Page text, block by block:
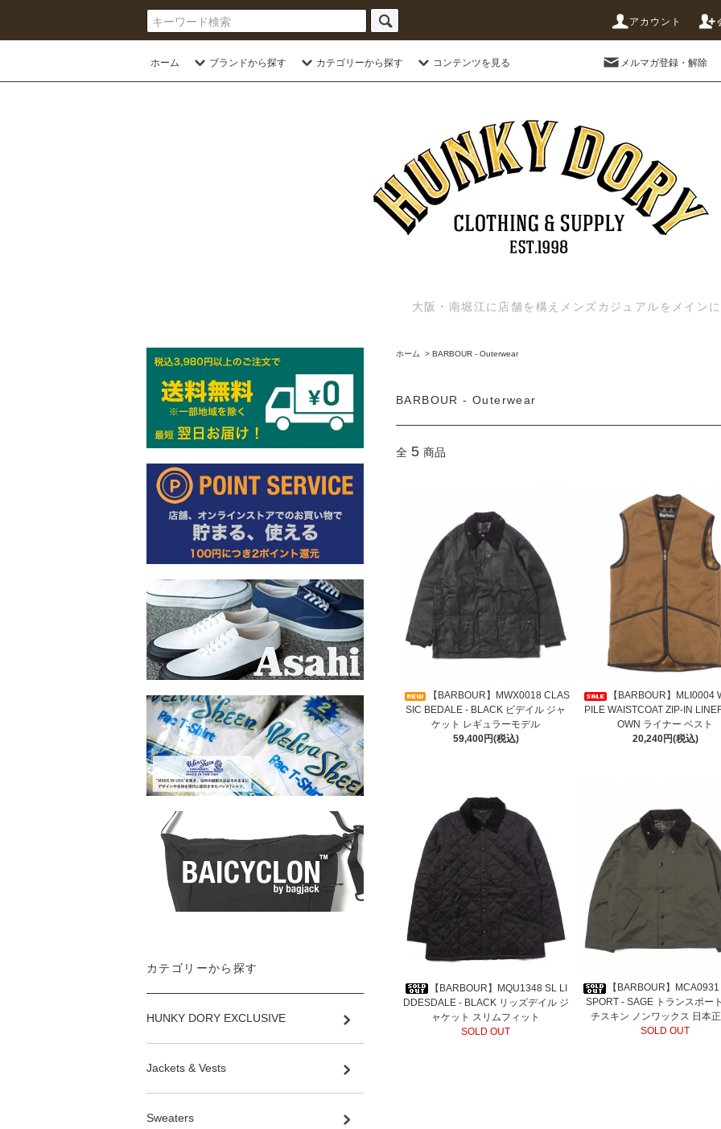
アカウント
ホーム ブランドから探す カテゴリーから探す コンテンツを見る メルマガ登録・解除
大阪・南堀江に店舗を構えメンズカジュアルをメイン
ホーム > BARBOUR - Outerwear
BARBOUR - Outerwear
全 5 商品
【BARBOUR】MWX0018 CLAS
SIC BEDALE - BLACK ビデイル ジャ
ケット レギュラーモデル
59,400円(税込)
【BARBOUR】MLI0004
PILE WAISTCOAT ZIP-IN
OWN ライナー ベスト
20,240円(税込)
【BARBOUR】MQU1348 SL LI
DDESDALE - BLACK リッズデイル ジ
ャケット スリムフィット
SOLD OUT
【BARBOUR】
SPORT - SAGE トランスポー
チスキン ノンワックス 日本
SOLD OUT
カテゴリーから探す
HUNKY DORY EXCLUSIVE
Jackets & Vests
Sweaters